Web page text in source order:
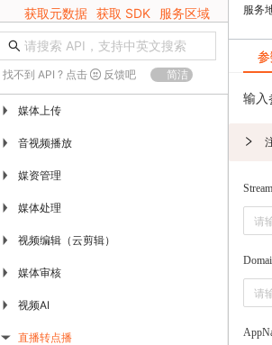
获取元数据 获取 SDK 服务区域
找不到 API ? 点击 反馈吧 简洁
▶ 媒体上传
▶ 音视频播放
▶ 媒资管理
▶ 媒体处理
▶ 视频编辑（云剪辑）
▶ 媒体审核
▶ 视频AI
▶ 直播转点播
服务
输入